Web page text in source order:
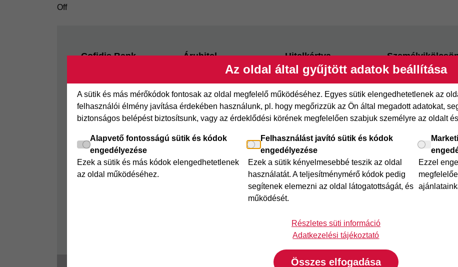
Off
Az oldal által gyűjtött adatok beállítása
A sütik és más mérőkódok fontosak az oldal megfelelő működéséhez. Egyes sütik elengedhetetlenek az
felhasználói élmény javítása érdekében használunk, pl. hogy megőrizzük az Ön által megadott adatokat,
biztonságos belépést biztosítsunk, vagy az érdeklődési körének megfelelően szabjuk személyre az oldalt
Alapvető fontosságú sütik és kódok
engedélyezése
Ezek a sütik és más kódok elengedhetetlenek
az oldal működéséhez.
Felhasználást javító sütik és kódok
engedélyezése
Ezek a sütik kényelmesebbé teszik az oldal
használatát. A teljesítménymérő kódok pedig
segítenek elemezni az oldal látogatottságát, és
működését.
Ezzel
Részletes süti információ
Adatkezelési tájékoztató
Összes elfogadása
Footer
Cofidis Bank
Rólunk
Panaszkezelés
GYIK
Sajtószoba
Nyilvánosságra hozatal
Áruhitel
Az áruhitelről
Joker részletfizetés
Online Áruhitel
Hitelkártya
Cofidis Hitelkártya
Áruhitel Expressz
Mindig Kéznél kölcsön
Cofidis személyi
adósságrendező
Mindig Kéznél